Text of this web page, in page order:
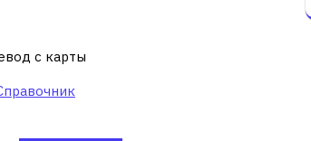
с карты